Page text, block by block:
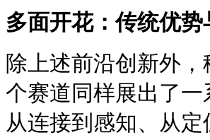
多面开花：传统优
除上述前沿创新外
个赛道同样展出了
从连接到感知、从